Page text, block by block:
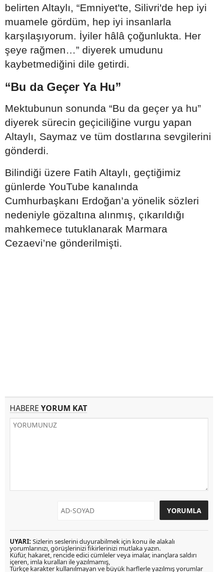
belirten Altaylı, “Emniyet'te, Silivri'de hep iyi
muamele gördüm, hep iyi insanlarla
karşılaşıyorum. İyiler hâlâ çoğunlukta. Her
şeye rağmen…” diyerek umudunu
kaybetmediğini dile getirdi.
“Bu da Geçer Ya Hu”
Mektubunun sonunda “Bu da geçer ya hu”
diyerek sürecin geçiciliğine vurgu yapan
Altaylı, Saymaz ve tüm dostlarına sevgilerini
gönderdi.
Bilindiği üzere Fatih Altaylı, geçtiğimiz
günlerde YouTube kanalında
Cumhurbaşkanı Erdoğan’a yönelik sözleri
nedeniyle gözaltına alınmış, çıkarıldığı
mahkemece tutuklanarak Marmara
Cezaevi’ne gönderilmişti.
HABERE YORUM KAT
UYARI: Sizlerin seslerini duyurabilmek için konu ile alakalı
yorumlarınızı, görüşlerinizi fikirlerinizi mutlaka yazın.
Küfür, hakaret, rencide edici cümleler veya imalar, inançlara saldırı
içeren, imla kuralları ile yazılmamış,
Türkçe karakter kullanılmayan ve büyük harflerle yazılmış yorumlar